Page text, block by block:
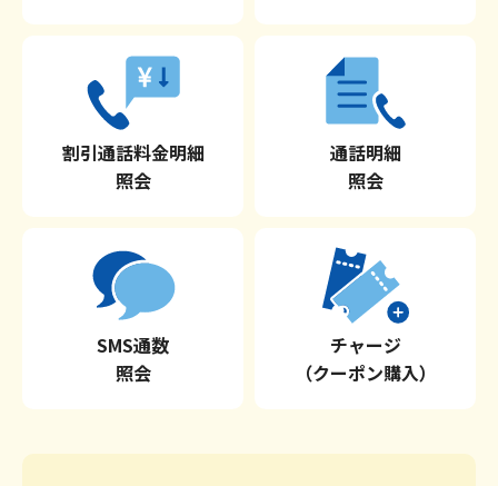
割引通話料金明細
照会
通話明細
照会
SMS通数
照会
チャージ
（クーポン購入）